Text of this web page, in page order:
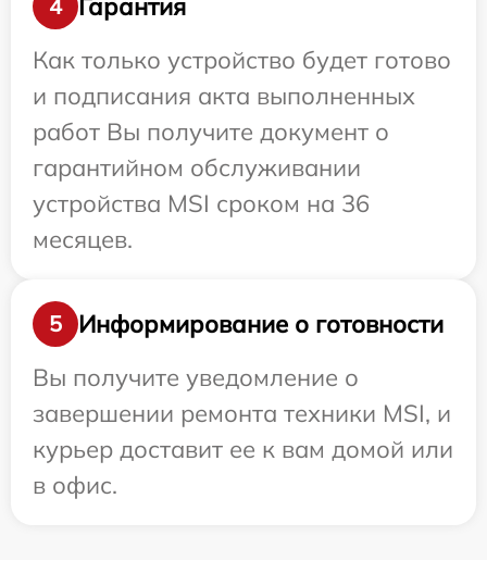
4
Как только устройство будет готово
и подписания акта выполненных
работ Вы получите документ о
гарантийном обслуживании
устройства MSI сроком на 36
месяцев.
5
Информирование о готовности
Вы получите уведомление о
завершении ремонта техники MSI, и
курьер доставит ее к вам домой или
в офис.